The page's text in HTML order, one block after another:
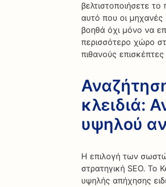
βελτιστοποιήσετε
αυτό που οι μηχανές
βοηθά όχι μόνο να
περισσότερο χώρο
πιθανούς
κλειδιά:
υψηλού
Η επιλογή των
στρατηγική SEO. Το
υψηλής απήχησης